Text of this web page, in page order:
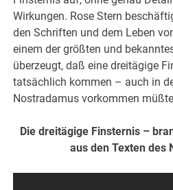
Wirkungen. Rose Stern
den Schriften und dem Leben
einem der größten und
überzeugt, daß eine dreitägige
tatsächlich kommen – auch in
Nostradamus vorkommen
Die dreitägige Finsternis –
aus den Texten des